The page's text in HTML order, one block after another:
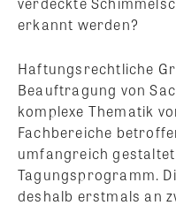
erkannt werden?
Haftungsrechtliche
Beauftragung von
komplexe Thematik
Fachbereiche
umfangreich
Tagungsprogramm.
deshalb erstmals an